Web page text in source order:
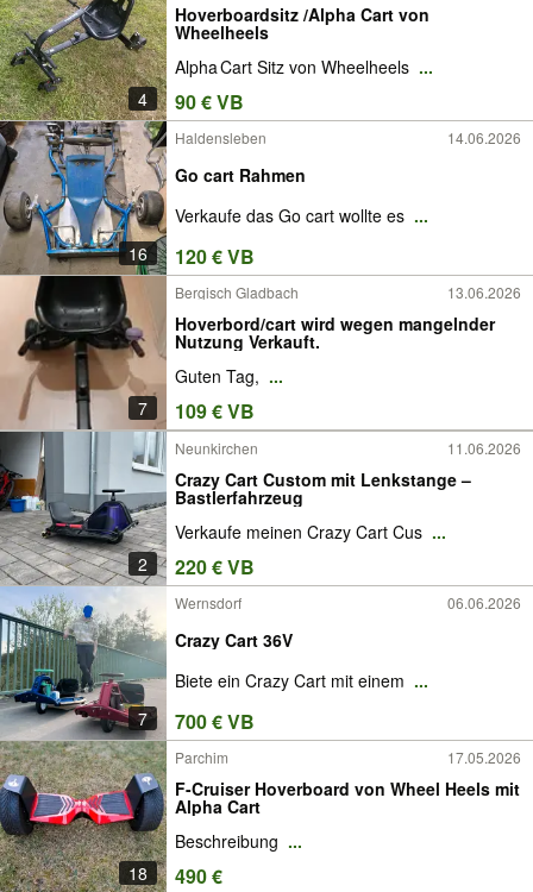
4
Hoverboardsitz /Alpha Cart von
Wheelheels
Alpha Cart Sitz von Wheelheels ...
90 € VB
16
Haldensleben 14.06.2026
Go cart Rahmen
Verkaufe das Go cart wollte es ...
120 € VB
7
Bergisch Gladbach 13.06.2026
Hoverbord/cart wird wegen mangelnder
Nutzung Verkauft.
Guten Tag, ...
109 € VB
2
Neunkirchen 11.06.2026
Crazy Cart Custom mit Lenkstange –
Bastlerfahrzeug
Verkaufe meinen Crazy Cart Cus ...
220 € VB
7
Wernsdorf 06.06.2026
Crazy Cart 36V
Biete ein Crazy Cart mit einem ...
700 € VB
18
Parchim 17.05.2026
F-Cruiser Hoverboard von Wheel Heels mit
Alpha Cart
Beschreibung ...
490 €